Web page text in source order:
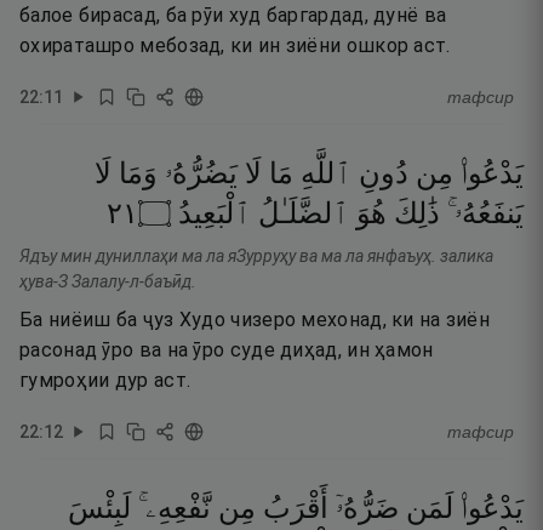
балое бирасад, ба рӯи худ баргардад, дунё ва
охираташро мебозад, ки ин зиёни ошкор аст.
22:11 тафсир
يَدْعُوا۟ مِن دُونِ ٱللَّهِ مَا لَا يَضُرُّهُۥ وَمَا لَا
يَنفَعُهُۥ ۚ ذَٰلِكَ هُوَ ٱلضَّلَـٰلُ ٱلْبَعِيدُ ۝١٢
Ядъу мин дуниллаҳи ма ла яЗурруҳу ва ма ла янфаъуҳ. залика
ҳува-З Залалу-л-баъӣд.
Ба ниёиш ба ҷуз Худо чизеро мехонад, ки на зиён
расонад ӯро ва на ӯро суде диҳад, ин ҳамон
гумроҳии дур аст.
22:12 тафсир
يَدْعُوا۟ لَمَن ضَرُّهُۥٓ أَقْرَبُ مِن نَّفْعِهِۦ ۚ لَبِئْسَ